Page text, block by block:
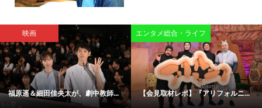
映画
福原遥＆細田佳央太が、劇中教師...
エンタメ総合・ライフ
【会見取材レポ】『アリフォルニ...